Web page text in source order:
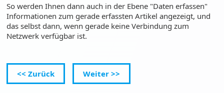
So werden Ihnen dann auch in der Ebene "Daten erfassen"
Informationen zum gerade erfassten Artikel angezeigt, und
das selbst dann, wenn gerade keine Verbindung zum
Netzwerk verfügbar ist.
<< Zurück Weiter >>